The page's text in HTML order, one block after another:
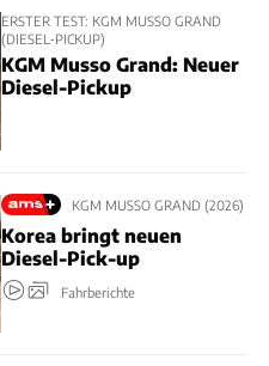
ERSTER TEST: KGM MUSSO GRAND
(DIESEL‑PICKUP)
KGM Musso Grand: Neuer
Diesel-Pickup
KGM MUSSO GRAND (2026)
Korea bringt neuen
Diesel-Pick-up
Fahrberichte